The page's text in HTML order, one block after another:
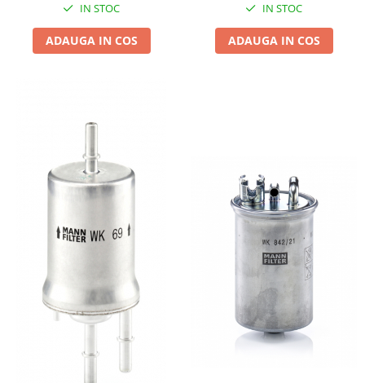
IN STOC
ADAUGA IN COS
IN STOC
ADAUGA IN COS